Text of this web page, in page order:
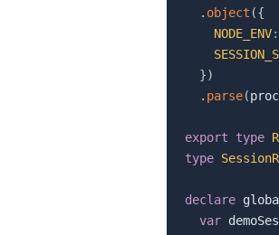
. object ({
NODE_ENV:
})
. parse(
export type
type
declare
var